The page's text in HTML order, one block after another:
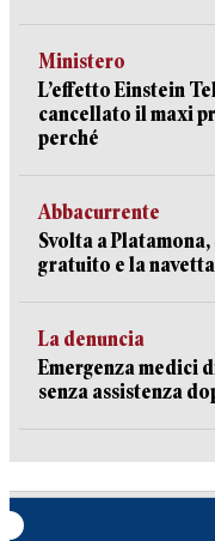
Ministero
L’effetto Einstein
cancellato il maxi
perché
Abbacurrente
Svolta a
gratuito e la
La denuncia
Emergenza medici
senza assistenza